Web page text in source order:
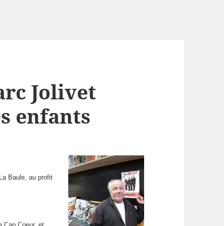
Jolivet
enfants
Baule, au profit